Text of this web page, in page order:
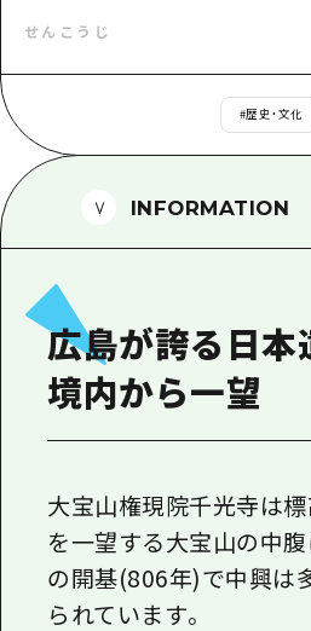
日帰り
2泊3日
HIROSHIMA
観光案内所
広島県を訪れる
ボランティア
ガイドブック
広島県の魅力を
メディア掲載
フォトダウン
関連リンク
せんこうじ
#歴史・文化
INFORMATION
広島が誇る日本
境内から一望
大宝山権現院千光寺は
を一望する大宝山の中
の開基(806年)で中興は
られています。